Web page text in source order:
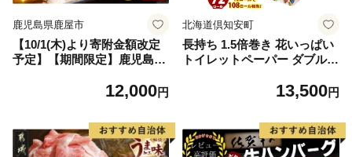
鹿児島県鹿屋市
【10/1(木)より寄附金額改定
予定】【期間限定】鹿児島県
12,000円
北海道倶知安町
長持ち 1.5倍巻き 花いっぱい
トイレットペーパー ダブル 4
プリント ハーブ 香り付き 日
品 備蓄 送料無料 北海道 倶知
安町 日用品
13,500円